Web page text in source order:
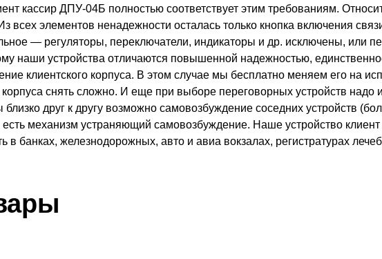
кассир ДПУ-04Б полностью соответствует этим требованиям.
всех элементов ненадежности осталась только кнопка включения
— регуляторы, переключатели, индикаторы и др. исключены, или
наши устройства отличаются повышенной надежностью,
клиентского корпуса. В этом случае мы бесплатно меняем его на
снять сложно. И еще при выборе переговорных устройств надо
друг к другу возможно самовозбуждение соседних устройств
есть механизм устраняющий самовозбуждение. Наше устройство клиент
в банках, железнодорожных, авто и авиа вокзалах, регистратурах